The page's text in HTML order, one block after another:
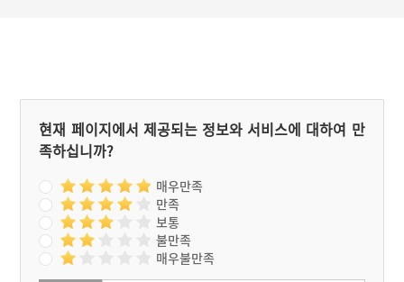
현재 페이지에서 제공되는 정보와 서비스에 대하여 만
족하십니까?
매우만족
만족
보통
불만족
매우불만족